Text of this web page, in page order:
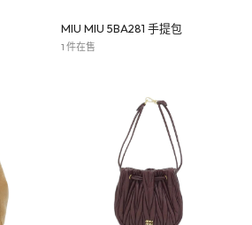
MIU MIU 5BA281 手提包
1 件在售